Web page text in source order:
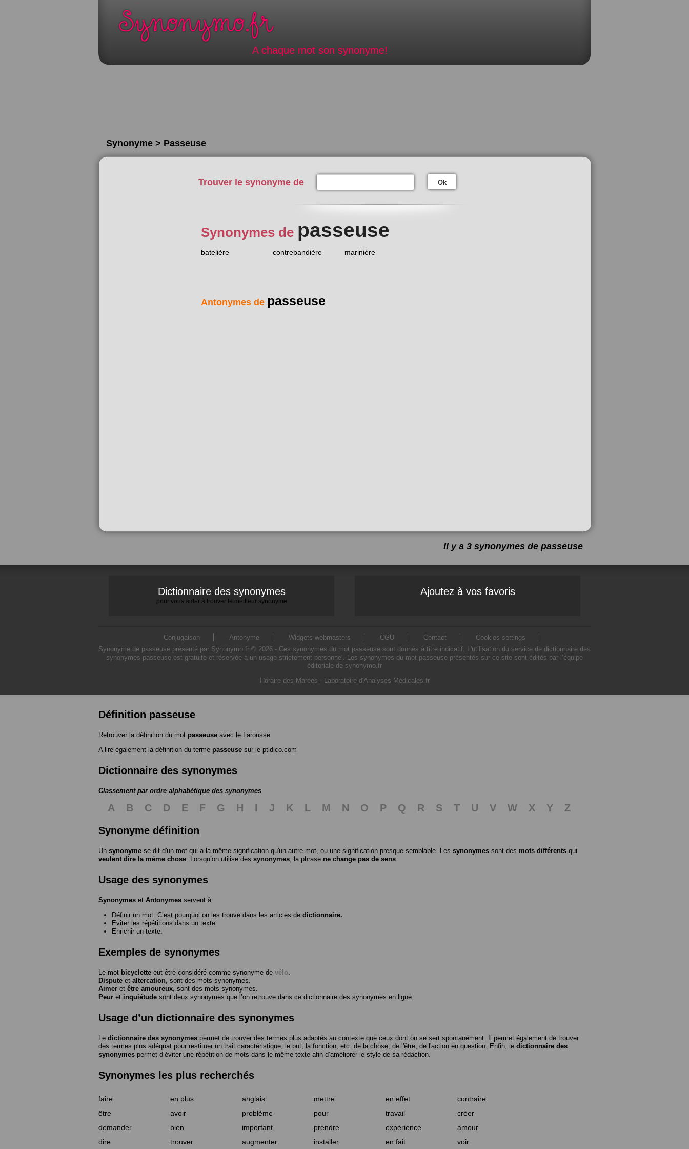
A chaque mot son synonyme!
Synonyme > Passeuse
Trouver le synonyme de Ok
Synonymes de passeuse
batelière contrebandière marinière
Antonymes de passeuse
Il y a 3 synonymes de passeuse
Dictionnaire des synonymes
pour vous aider à trouver le meilleur synonyme
Ajoutez à vos favoris
Conjugaison Antonyme Widgets webmasters CGU Contact
Cookies settings
Synonyme de passeuse présenté par Synonymo.fr © 2026 - Ces synonymes du mot passeuse sont donnés à titre indicatif. L'utilisation du service de dictionnaire des
synonymes passeuse est gratuite et réservée à un usage strictement personnel. Les synonymes du mot passeuse présentés sur ce site sont édités par l’équipe
éditoriale de synonymo.fr
Horaire des Marées - Laboratoire d'Analyses Médicales.fr
Définition passeuse
Retrouver la définition du mot passeuse avec le Larousse
A lire également la définition du terme passeuse sur le ptidico.com
Dictionnaire des synonymes
Classement par ordre alphabétique des synonymes
A B C D E F G H I J K L M N O P Q R S T U V W X Y
Z
Synonyme définition
Un synonyme se dit d'un mot qui a la même signification qu'un autre mot, ou une signification presque semblable. Les synonymes sont des mots différents qui
veulent dire la même chose . Lorsqu’on utilise des synonymes , la phrase ne change pas de sens
Usage des synonymes
Synonymes et Antonymes servent à:
Définir un mot. C’est pourquoi on les trouve dans les articles de dictionnaire.
Eviter les répétitions dans un texte.
Enrichir un texte.
Exemples de synonymes
Le mot bicyclette eut être considéré comme synonyme de vélo
Dispute et altercation , sont des mots synonymes.
Aimer et être amoureux , sont des mots synonymes.
Peur et inquiétude sont deux synonymes que l’on retrouve dans ce dictionnaire des synonymes en ligne.
Usage d’un dictionnaire des synonymes
Le dictionnaire des synonymes permet de trouver des termes plus adaptés au contexte que ceux dont on se sert spontanément. Il permet également de trouver
des termes plus adéquat pour restituer un trait caractéristique, le but, la fonction, etc. de la chose, de l'être, de l'action en question. Enfin, le dictionnaire des
synonymes permet d’éviter une répétition de mots dans le même texte afin d’améliorer le style de sa rédaction.
Synonymes les plus recherchés
faire en plus anglais mettre en effet
contraire
être
avoir problème pour travail
créer
demander
bien important prendre expérience
amour
dire
trouver augmenter installer en fait voir